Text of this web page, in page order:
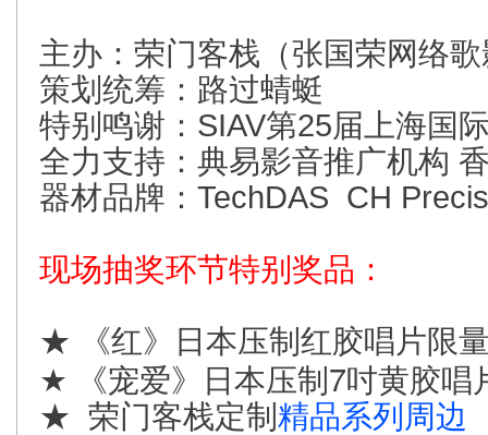
主办：荣门客栈（张国荣网络
策划统筹：路过蜻蜓
特别鸣谢：SIAV第25届上海国
全力支持：典易影音推广机构
器材品牌：TechDAS CH
现场抽奖环节特别奖品：
★ 《红》日本压制红胶唱片限
★
《宠爱》日本压制7吋黄胶唱
★ 荣门客栈定制 精品系列周边